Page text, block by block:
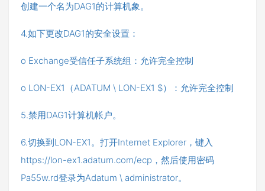
创建一个名为DAG1的计算机象。
4.如下更改DAG1的安全设置：
o Exchange受信任子系统组：允许完全控制
o LON-EX1（ADATUM \ LON-EX1 $）：允许完全控制
5.禁用DAG1计算机帐户。
6.切换到LON-EX1。打开Internet Explorer，键入
https://lon-ex1.adatum.com/ecp，然后使用密码
Pa55w.rd登录为Adatum \ administrator。